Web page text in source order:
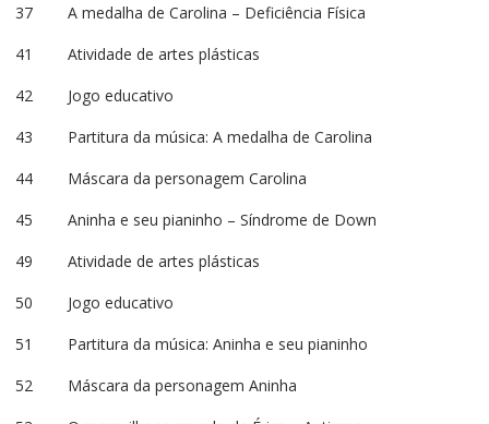
37 A medalha de Carolina – Deficiência Física
41 Atividade de artes plásticas
42 Jogo educativo
43 Partitura da música: A medalha de Carolina
44 Máscara da personagem Carolina
45 Aninha e seu pianinho – Síndrome de Down
49 Atividade de artes plásticas
50 Jogo educativo
51 Partitura da música: Aninha e seu pianinho
52 Máscara da personagem Aninha